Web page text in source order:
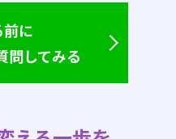
に
問してみる